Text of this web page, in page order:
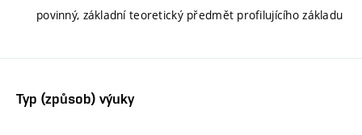
povinný, základní teoretický předmět profilujícího základu
Typ (způsob) výuky